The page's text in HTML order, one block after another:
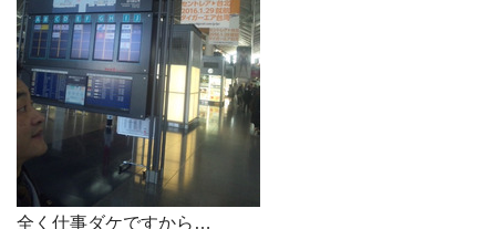
全く仕事ダケですから…